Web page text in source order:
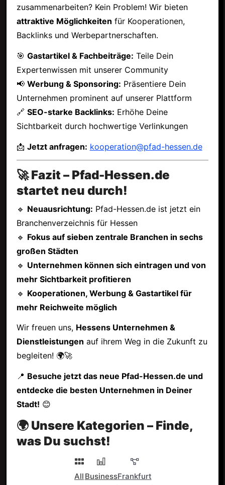
zusammenarbeiten? Kein Problem! Wir bieten
attraktive Möglichkeiten für Kooperationen,
Backlinks und Werbepartnerschaften.
🎯 Gastartikel & Fachbeiträge: Teile Dein
Expertenwissen mit unserer Community
📢 Werbung & Sponsoring: Präsentiere Dein
Unternehmen prominent auf unserer Plattform
🔗 SEO-starke Backlinks: Erhöhe Deine
Sichtbarkeit durch hochwertige Verlinkungen
📩 Jetzt anfragen: kooperation@pfad-hessen.de
🚀 Fazit – Pfad-Hessen.de
startet neu durch!
🔹 Neuausrichtung: Pfad-Hessen.de ist jetzt ein
Branchenverzeichnis für Hessen
🔹 Fokus auf sieben zentrale Branchen in sechs
großen Städten
🔹 Unternehmen können sich eintragen und von
mehr Sichtbarkeit profitieren
🔹 Kooperationen, Werbung & Gastartikel für
mehr Reichweite möglich
Wir freuen uns, Hessens Unternehmen &
Dienstleistungen auf ihrem Weg in die Zukunft zu
begleiten! 🌍🚀
📍 Besuche jetzt das neue Pfad-Hessen.de und
entdecke die besten Unternehmen in Deiner
Stadt! 😊
🌍 Unsere Kategorien – Finde,
was Du suchst!
All BusinessFrankfurt